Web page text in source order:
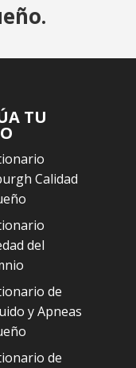
TU
Calidad
del
de
y Apneas
de